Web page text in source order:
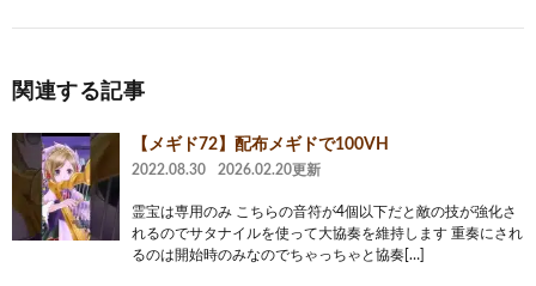
関連する記事
【メギド72】配布メギドで100VH
2022.08.30 2026.02.20更新
霊宝は専用のみ こちらの音符が4個以下だと敵の技が強化さ
れるのでサタナイルを使って大協奏を維持します 重奏にされ
るのは開始時のみなのでちゃっちゃと協奏[…]